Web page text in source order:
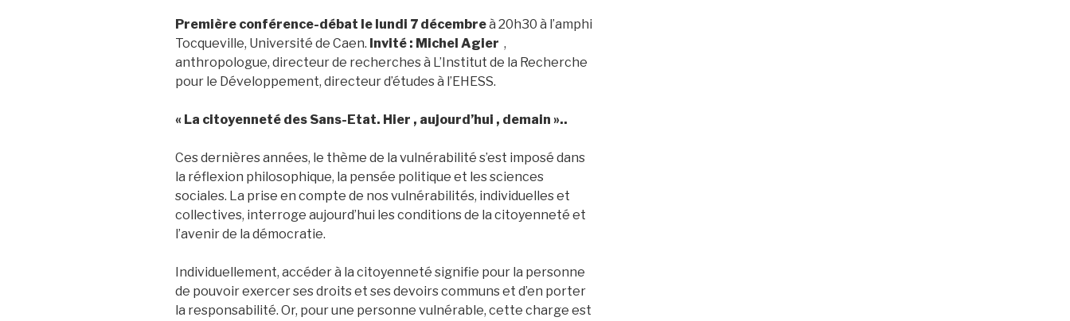
Première conférence-débat le lundi 7 décembreà 20h30 à l’amphi
Tocqueville, Université de Caen. Invité : Michel Agier ,
anthropologue, directeur de recherches à L’Institut de la Recherche
pour le Développement, directeur d’études à l’EHESS.
« La citoyenneté des Sans-Etat. Hier , aujourd’hui , demain »..
Ces dernières années, le thème de la vulnérabilité s’est imposé dans
la réflexion philosophique, la pensée politique et les sciences
sociales. La prise en compte de nos vulnérabilités, individuelles et
collectives, interroge aujourd’hui les conditions de la citoyenneté et
l’avenir de la démocratie.
Individuellement, accéder à la citoyenneté signifie pour la personne
de pouvoir exercer ses droits et ses devoirs communs et d’en porter
la responsabilité. Or, pour une personne vulnérable, cette charge est